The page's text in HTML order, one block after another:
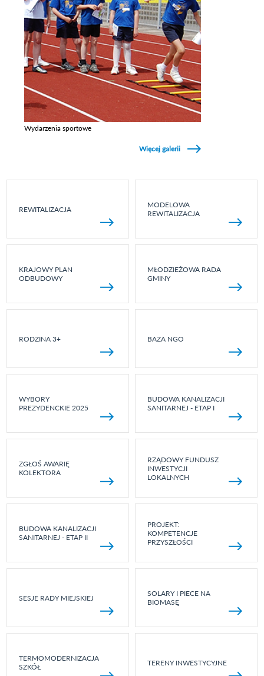
Wydarzenia sportowe
Więcej galerii
REWITALIZACJA
MODELOWA
REWITALIZACJA
KRAJOWY PLAN
ODBUDOWY
MŁODZIEŻOWA RADA
GMINY
RODZINA 3+ BAZA NGO
WYBORY
PREZYDENCKIE 2025
BUDOWA KANALIZACJI
SANITARNEJ - ETAP I
ZGŁOŚ AWARIĘ
KOLEKTORA
RZĄDOWY FUNDUSZ
INWESTYCJI
LOKALNYCH
BUDOWA KANALIZACJI
SANITARNEJ - ETAP II
PROJEKT:
KOMPETENCJE
PRZYSZŁOŚCI
SESJE RADY MIEJSKIEJ
SOLARY I PIECE NA
BIOMASĘ
TERMOMODERNIZACJA
SZKÓŁ
TERENY INWESTYCYJNE